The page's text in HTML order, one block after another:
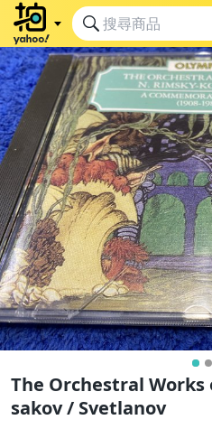
The Orchestral Works
sakov / Svetlanov